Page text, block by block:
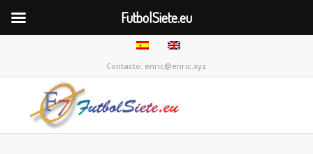
Contacto: enric@enric.xyz
FutbolSiete.eu